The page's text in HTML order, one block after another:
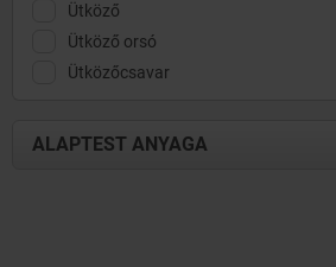
Ütköző
Ütköző orsó
Ütközőcsavar
ALAPTEST ANYAGA